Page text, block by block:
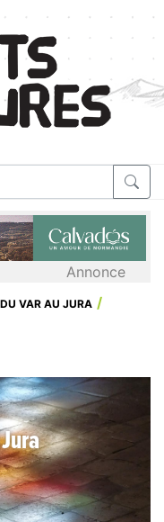
Annonce
VAR AU JURA